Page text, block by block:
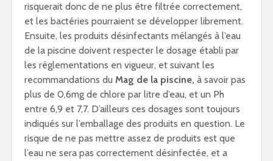
risquerait donc de ne plus être filtrée correctement,
et les bactéries pourraient se développer librement.
Ensuite, les produits désinfectants mélangés à l’eau
de la piscine doivent respecter le dosage établi par
les règlementations en vigueur, et suivant les
recommandations du Mag de la piscine, à savoir pas
plus de 0,6mg de chlore par litre d’eau, et un Ph
entre 6,9 et 7,7. D’ailleurs ces dosages sont toujours
indiqués sur l’emballage des produits en question. Le
risque de ne pas mettre assez de produits est que
l’eau ne sera pas correctement désinfectée, et a